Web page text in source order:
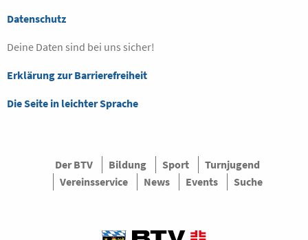
Datenschutz
Deine Daten sind bei uns sicher!
Erklärung zur Barrierefreiheit
Die Seite in leichter Sprache
Der BTV Bildung Sport
Turnjugend
Vereinsservice
News Events Suche